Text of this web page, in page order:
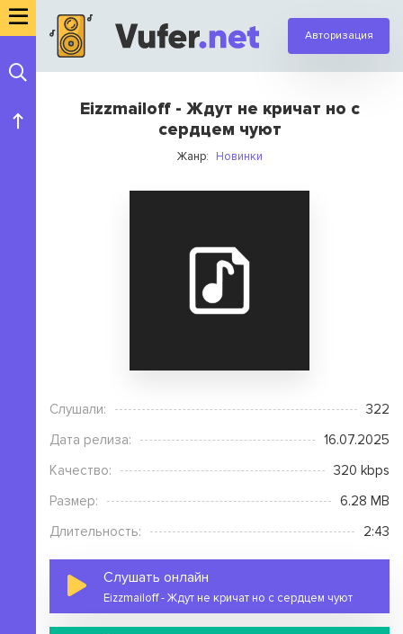
Авторизация
Eizzmailoff - Ждут не кричат но с
сердцем чуют
Жанр: Новинки
Слушали:
322
Дата релиза:
16.07.2025
Качество:
320 kbps
Размер:
6.28 MB
Длительность:
2:43
Слушать онлайн
Eizzmailoff - Ждут не кричат но с сердцем чуют